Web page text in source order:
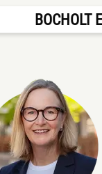
BOCHOLT